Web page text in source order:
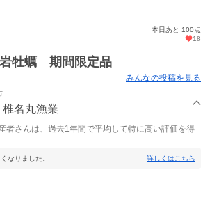
本日あと 100点
18
牡蠣 期間限定品
みんなの投稿を見る
名丸漁業
者さんは、過去1年間で平均して特に高い評価を得
なりました。 詳しくはこちら